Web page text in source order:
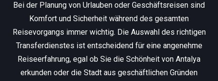
Bei der Planung von Urlauben oder Geschäftsreisen sind
Komfort und Sicherheit während des gesamten
Reisevorgangs immer wichtig. Die Auswahl des richtigen
Transferdienstes ist entscheidend für eine angenehme
Reiseerfahrung, egal ob Sie die Schönheit von Antalya
erkunden oder die Stadt aus geschäftlichen Gründen